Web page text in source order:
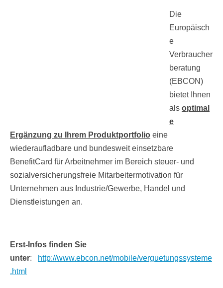
Die
Europäisch
e
Verbraucher
beratung
(EBCON)
bietet Ihnen
als optimal
e
Ergänzung zu Ihrem Produktportfolio eine
wiederaufladbare und bundesweit einsetzbare
BenefitCard für Arbeitnehmer im Bereich steuer- und
sozialversicherungsfreie Mitarbeitermotivation für
Unternehmen aus Industrie/Gewerbe, Handel und
Dienstleistungen an.
Erst-Infos finden Sie
unter:
http://www.ebcon.net/mobile/verguetungssysteme
.html